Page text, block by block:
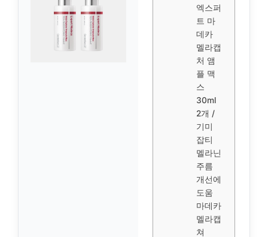
엑스퍼
트 마
데카
멜라캡
처 앰
플 맥
스
30ml
2개 /
기미
잡티
멜라닌
주름
개선에
도움
마데카
멜라캡
쳐